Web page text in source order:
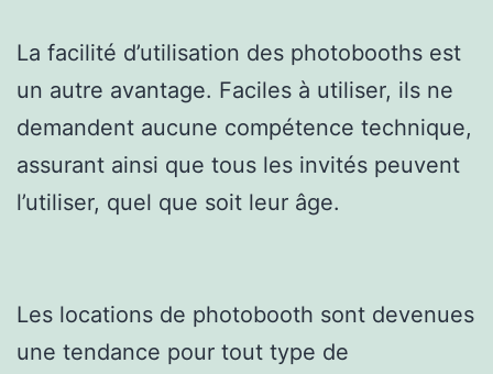
La facilité d’utilisation des photobooths est
un autre avantage. Faciles à utiliser, ils ne
demandent aucune compétence technique,
assurant ainsi que tous les invités peuvent
l’utiliser, quel que soit leur âge.
Les locations de photobooth sont devenues
une tendance pour tout type de